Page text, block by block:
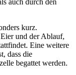
auch durch den
kurz.
und der Ablauf,
Eine weitere
dass die
begattet werden.